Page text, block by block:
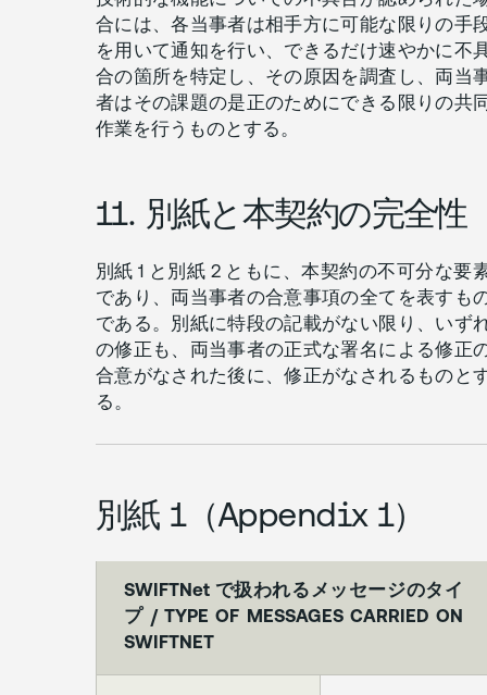
合には、各当事者は相手方に可能な限りの手
を用いて通知を行い、できるだけ速やかに不
合の箇所を特定し、その原因を調査し、両当
者はその課題の是正のためにできる限りの共
作業を行うものとする。
11. 別紙と本契約の完全性
別紙 1 と別紙 2 ともに、本契約の不可分な要
であり、両当事者の合意事項の全てを表すも
である。別紙に特段の記載がない限り、いず
の修正も、両当事者の正式な署名による修正
合意がなされた後に、修正がなされるものと
る。
別紙 1（Appendix 1）
SWIFTNet で扱われるメッセージのタイ
プ / TYPE OF MESSAGES CARRIED ON
SWIFTNET